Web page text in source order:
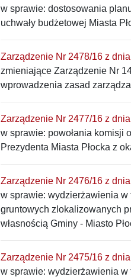
w sprawie: dostosowania
uchwały budżetowej Miasta
Zarządzenie Nr 2478/16 z
zmieniające Zarządzenie Nr
wprowadzenia zasad
Zarządzenie Nr 2477/16 z
w sprawie: powołania komisji
Prezydenta Miasta Płocka z
Zarządzenie Nr 2476/16 z
w sprawie: wydzierżawienia
gruntowych zlokalizowanych
własnością Gminy - Miasto
Zarządzenie Nr 2475/16 z
w sprawie: wydzierżawienia